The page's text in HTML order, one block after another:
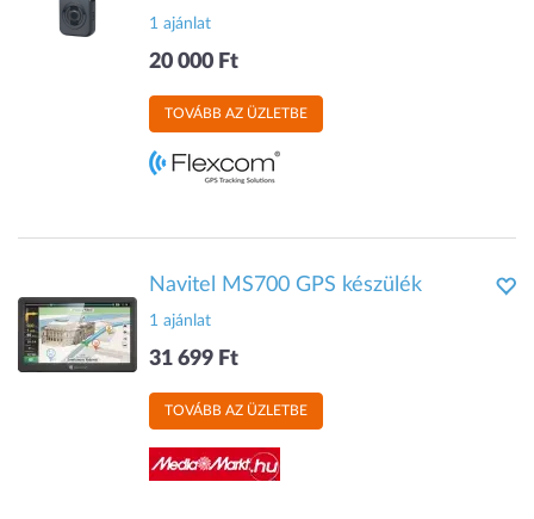
1 ajánlat
20 000 Ft
TOVÁBB AZ ÜZLETBE
Navitel MS700 GPS készülék
1 ajánlat
31 699 Ft
TOVÁBB AZ ÜZLETBE